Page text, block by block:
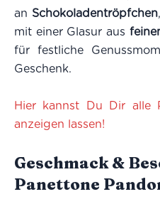
an Schokoladentröpfchen
mit einer Glasur aus
für festliche
Geschenk.
Hier kannst Du Dir alle
anzeigen lassen!
Geschmack &
Panettone